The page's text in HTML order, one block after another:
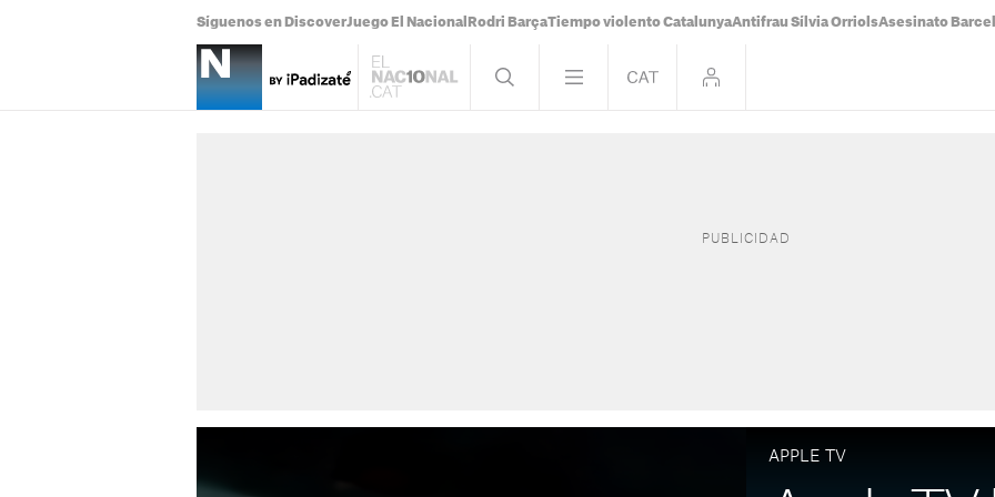
Síguenos en DiscoverJuego El Nacional Rodri BarçaTiempo violento CatalunyaAntifrau Sílvia OrriolsAsesinato
APPLE TV